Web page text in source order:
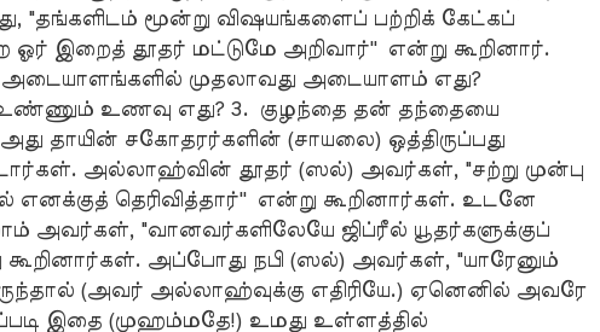
"தங்களிடம் மூன்று விஷயங்களைப் பற்றிக் கேட்கப்
இறைத் தூதர் மட்டுமே அறிவார்'' என்று கூறினார்.
அடையாளங்களில் முதலாவது அடையாளம் எது?
உண்ணும் உணவு எது? 3. குழந்தை தன் தந்தையை
தாயின் சகோதரர்களின் (சாயலை) ஒத்திருப்பது
அல்லாஹ்வின் தூதர் (ஸல்) அவர்கள், "சற்று முன்பு
எனக்குத் தெரிவித்தார்'' என்று கூறினார்கள். உடனே
அவர்கள், "வானவர்களிலேயே ஜிப்ரீல் யூதர்களுக்குப்
கூறினார்கள். அப்போது நபி (ஸல்) அவர்கள், "யாரேனும்
இருந்தால் (அவர் அல்லாஹ்வுக்கு எதிரியே.) ஏனெனில் அவரே
இதை (முஹம்மதே!) உமது உள்ளத்தில்